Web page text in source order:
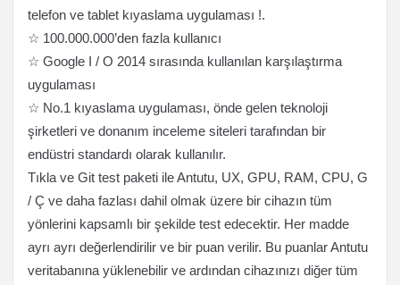
telefon ve tablet kıyaslama uygulaması !.
☆ 100.000.000’den fazla kullanıcı
☆ Google I / O 2014 sırasında kullanılan karşılaştırma
uygulaması
☆ No.1 kıyaslama uygulaması, önde gelen teknoloji
şirketleri ve donanım inceleme siteleri tarafından bir
endüstri standardı olarak kullanılır.
Tıkla ve Git test paketi ile Antutu, UX, GPU, RAM, CPU, G
/ Ç ve daha fazlası dahil olmak üzere bir cihazın tüm
yönlerini kapsamlı bir şekilde test edecektir. Her madde
ayrı ayrı değerlendirilir ve bir puan verilir. Bu puanlar Antutu
veritabanına yüklenebilir ve ardından cihazınızı diğer tüm